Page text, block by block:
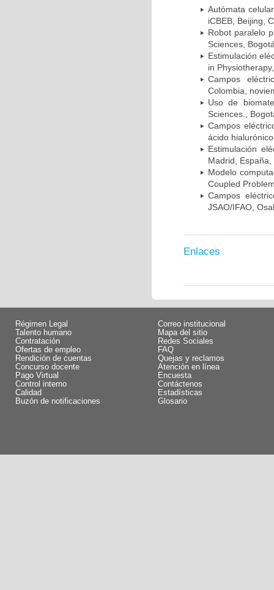
Autómata
iCBEB, Beijing,
Robot paralelo
Sciences,
Estimulación
in
Campos
Colombia,
Uso de
Sciences.,
Campos
ácido
Estimulación
Madrid,
Modelo
Coupled
Campos
JSAO/IFAO,
Enlaces
Régimen Legal
Talento humano
Contratación
Ofertas de empleo
Rendición de cuentas
Concurso docente
Pago Virtual
Control interno
Calidad
Buzón de notificaciones
Correo institucional
Mapa del sitio
Redes Sociales
FAQ
Quejas y reclamos
Atención en línea
Encuesta
Contáctenos
Estadísticas
Glosario